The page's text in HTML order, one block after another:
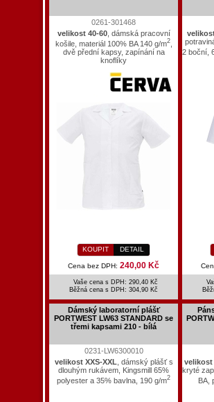
0261-301468
velikost 40-60, dámská pracovní
košile, materiál 100% BA 140 g/m2,
dvě přední kapsy, zapínání na
knoflíky
KOUPIT DETAIL
Cena bez DPH: 240,00 Kč
Vaše cena s DPH: 290,40 Kč
Běžná cena s DPH: 304,90 Kč
2 boční,
Dámský laboratorní plášť
PORTWEST LW63 STANDARD se
třemi kapsami 210 - bílá
0231-LW6300010
velikost XXS-XXL , dámský plášť s
dlouhým rukávem, Kingsmill 65%
polyester a 35% bavlna, 190 g/m2
velikost
kryté
BA,